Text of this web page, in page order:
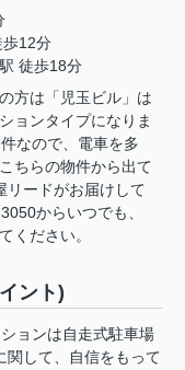
歩12分
駅 徒歩18分
方は「児玉ビル」は
ョンタイプになりま
なので、電車を多
ちらの物件から出て
リードがお届けして
からいつでも、
ください。
ント)
ョンは自走式駐車場
関して、自信をもって